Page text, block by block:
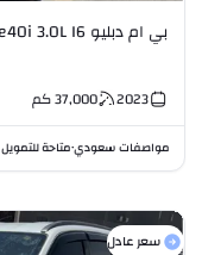
بي ام دبليو X7 xDrive40i 3.0L I6
2023
37,000كم
مواصفات سعودي•متاحة للتمويل
سعر عادل